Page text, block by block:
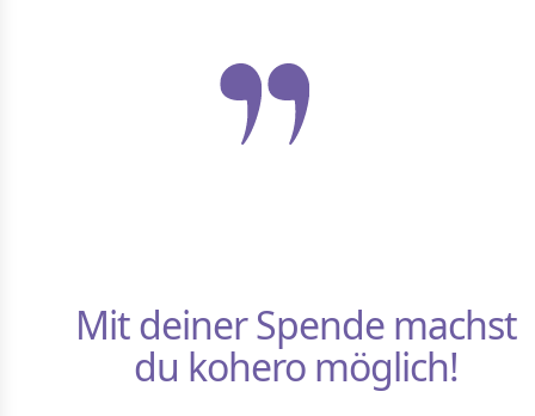
Mit deiner Spende machst
du kohero möglich!